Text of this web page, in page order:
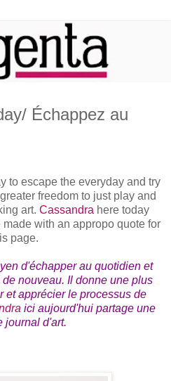
Échappez au
to escape the everyday and try
freedom to just play and
art. Cassandra here today
with an appropo quote for
page.
d'échapper au quotidien et
nouveau. Il donne une plus
et apprécier le processus de
ici aujourd'hui partage une
journal d'art.